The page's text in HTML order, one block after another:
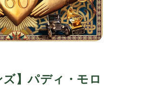
ズ】パディ・モロ